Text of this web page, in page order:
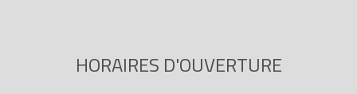
HORAIRES D'OUVERTURE